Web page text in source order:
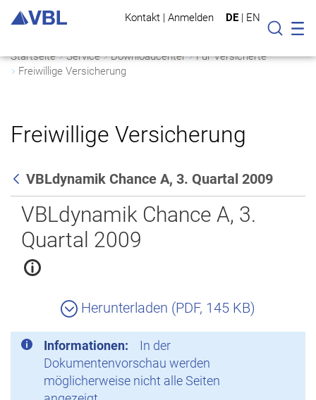
Kontakt | Anmelden DE | EN
Suche
Startseite Service Downloadcenter
Für Versicherte
Freiwillige Versicherung
Freiwillige Versicherung
Zurück
VBLdynamik Chance A, 3. Quartal 2009
VBLdynamik Chance A, 3.
Quartal 2009
Herunterladen (PDF, 145 KB)
Informationen:
In der
Dokumentenvorschau werden
möglicherweise nicht alle Seiten